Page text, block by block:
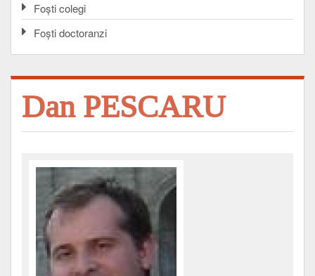
Foşti colegi
Foşti doctoranzi
Dan PESCARU